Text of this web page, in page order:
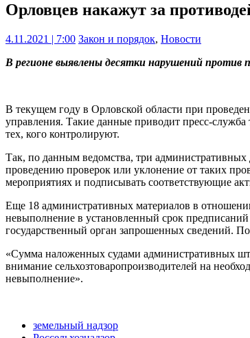
Орловцев накажут за
4.11.2021 | 7:00 Закон и порядок, Новости
В регионе выявлены десятки нарушений против
В текущем году в Орловской области при
управления. Такие данные приводит пресс-служба
тех, кого контролируют.
Так, по данным ведомства, три административных
проведению проверок или уклонение от таких
мероприятиях и подписывать соответствующие
Еще 18 административных материалов в
невыполнение в установленный срок
государственный орган запрошенных сведений.
«Сумма наложенных судами административных
внимание сельхозтоваропроизводителей на
невыполнение».
земельный надзор